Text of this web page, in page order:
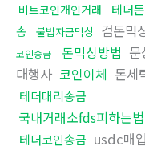
비트코인개인거래 테더
송
불법자금믹싱 검돈믹
코인송금
돈믹싱방법 문
대행사 코인이체 돈세
테더대리송금
국내거래소fds피하는법
테더코인송금 usdc매입